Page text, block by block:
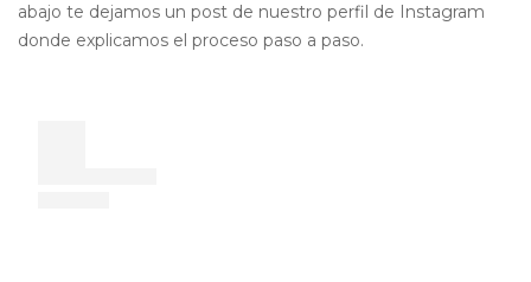
abajo te dejamos un post de nuestro perfil de Instagram
donde explicamos el proceso paso a paso.